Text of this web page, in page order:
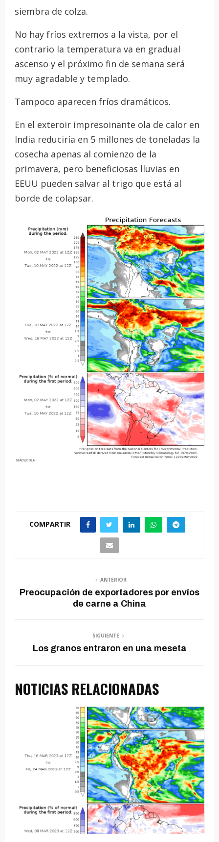
siembra de colza.
No hay fríos extremos a la vista, por el
contrario la temperatura va en gradual
ascenso y el próximo fin de semana será
muy agradable y templado.
Tampoco aparecen fríos dramáticos.
En el exteroir impresoinante ola de calor en
India reduciría en 5 millones de toneladas la
cosecha apenas al comienzo de la
primavera, pero beneficiosas lluvias en
EEUU pueden salvar al trigo que está al
borde de colapsar.
COMPARTIR
ANTERIOR
Preocupación de exportadores por envíos
de carne a China
SIGUIENTE
Los granos entraron en una meseta
NOTICIAS RELACIONADAS